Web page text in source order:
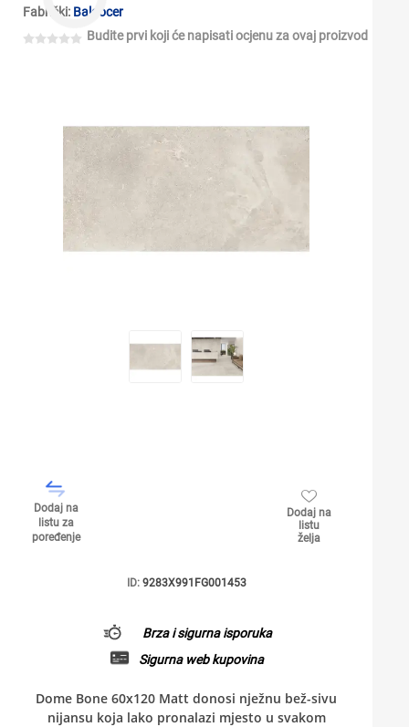
Fabrički: Baldocer
Budite prvi koji će napisati ocjenu za ovaj proizvod
Dodaj na
listu za
poređenje
Dodaj na
listu
želja
ID: 9283X991FG001453
Brza i sigurna isporuka
Sigurna web kupovina
Dome Bone 60x120 Matt donosi nježnu bež-sivu
nijansu koja lako pronalazi mjesto u svakom